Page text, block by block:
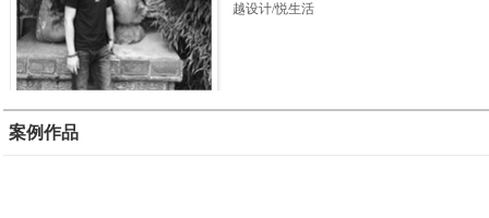
越设计/悦生活
案例作品